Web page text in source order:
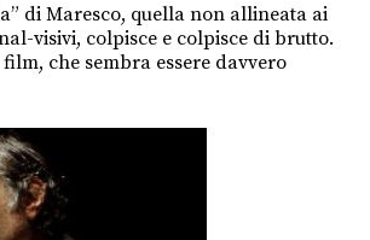
di Maresco, quella non allineata ai
visivi, colpisce e colpisce di brutto.
che sembra essere davvero